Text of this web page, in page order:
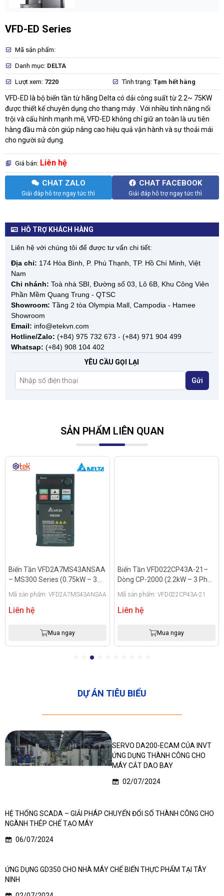
VFD-ED Series
Mã sản phẩm:
Danh mục: DELTA
Lượt xem: 7220 Tình trạng: Tạm hết hàng
VFD-ED là bộ biến tần từ hãng Delta có dải công suất từ 2.2~ 75KW
được thiết kế chuyên dụng cho thang máy . Với nhiều tính năng nổi
trội và cấu hình mạnh mẽ, VFD-ED không chỉ giữ an toàn là ưu tiên
hàng đầu mà còn giúp nâng cao hiệu quả vận hành và sự thoải mái
cho người sử dụng.
Giá bán: Liên hệ
CHAT ZALO
Giải đáp hỗ trợ ngay tức thì
CHAT FACEBOOK
Giải đáp hỗ trợ ngay tức thì
HỖ TRỢ KHÁCH HÀNG
Liên hệ với chúng tôi để được tư vấn chi tiết:
Địa chỉ: 174 Hòa Bình, P. Phú Thạnh, TP. Hồ Chí Minh, Việt
Nam
Chi nhánh: Toà nhà SBI, Đường số 03, Lô 6B, Khu Công Viên
Phần Mềm Quang Trung - QTSC
Showroom: Tầng 2 tòa Olympia Mall, Campodia - Hamee
Showroom
Email: info@etekvn.com
Hotline/Zalo: (+84) 975 732 673 - (+84) 971 904 499
Whatsap: (+84) 908 104 402
YÊU CẦU GỌI LẠI
Gửi
SẢN PHẨM LIÊN QUAN
Biến Tần VFD2A7MS43ANSAA
– MS300 Series (0.75kW – 3
Mã sản phẩm: VFD2A7MS43ANSAA
Liên hệ
Mua ngay
Biến Tần VFD022CP43A-21–
Dòng CP-2000 (2.2kW – 3 Pha
Mã sản phẩm: VFD022CP43A-21
Liên hệ
Mua ngay
DỰ ÁN TIÊU BIỂU
SERVO DA200-ECAM CỦA INVT
ỨNG DỤNG THÀNH CÔNG CHO
MÁY CẮT DAO BAY
02/07/2024
HỆ THỐNG SCADA – GIẢI PHÁP CHUYỂN ĐỔI SỐ THÀNH CÔNG CHO
NGÀNH THÉP CHẾ TẠO MÁY
06/07/2024
ỨNG DỤNG GD350 CHO NHÀ MÁY CHẾ BIẾN THỰC PHẨM TẠI TÂY
NINH